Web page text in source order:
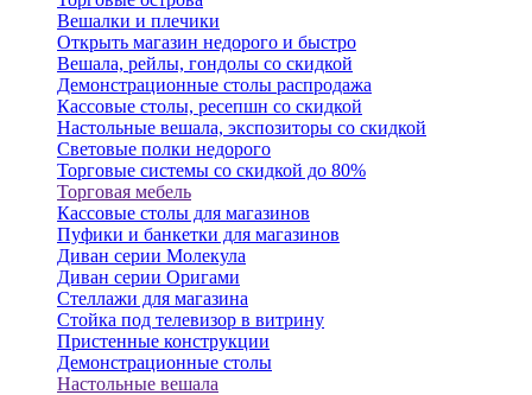
Вешалки и плечики
Открыть магазин недорого и быстро
Вешала, рейлы, гондолы со скидкой
Демонстрационные столы распродажа
Кассовые столы, ресепшн со скидкой
Настольные вешала, экспозиторы со скидкой
Световые полки недорого
Торговые системы со скидкой до 80%
Торговая мебель
Кассовые столы для магазинов
Пуфики и банкетки для магазинов
Диван серии Молекула
Диван серии Оригами
Стеллажи для магазина
Стойка под телевизор в витрину
Пристенные конструкции
Демонстрационные столы
Настольные вешала